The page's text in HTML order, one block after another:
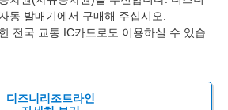
동 발매기에서 구매해 주십시오.
전국 교통 IC카드로도 이용하실 수 있습
디즈니리조트라인